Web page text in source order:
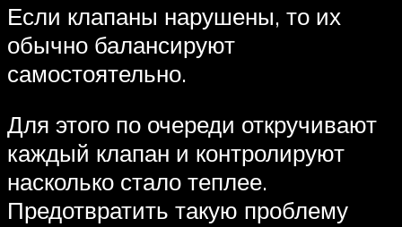
Если клапаны нарушены, то их
обычно балансируют
самостоятельно.
Для этого по очереди откручивают
каждый клапан и контролируют
насколько стало теплее.
Предотвратить такую проблему